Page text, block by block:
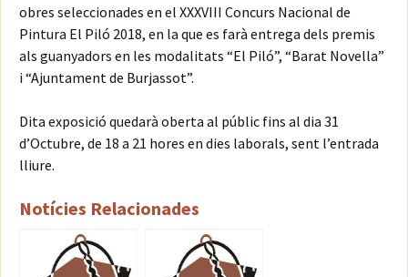
obres seleccionades en el XXXVIII Concurs Nacional de
Pintura El Piló 2018, en la que es farà entrega dels premis
als guanyadors en les modalitats “El Piló”, “Barat Novella”
i “Ajuntament de Burjassot”.
Dita exposició quedarà oberta al públic fins al dia 31
d’Octubre, de 18 a 21 hores en dies laborals, sent l’entrada
lliure.
Notícies Relacionades